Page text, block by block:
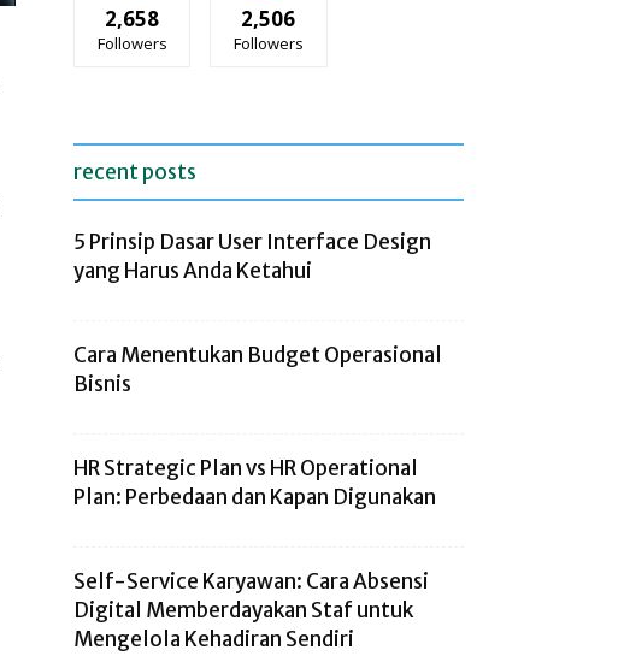
2,658
Followers
2,506
Followers
recent posts
5 Prinsip Dasar User Interface Design
yang Harus Anda Ketahui
Cara Menentukan Budget Operasional
Bisnis
HR Strategic Plan vs HR Operational
Plan: Perbedaan dan Kapan Digunakan
Self-Service Karyawan: Cara Absensi
Digital Memberdayakan Staf untuk
Mengelola Kehadiran Sendiri